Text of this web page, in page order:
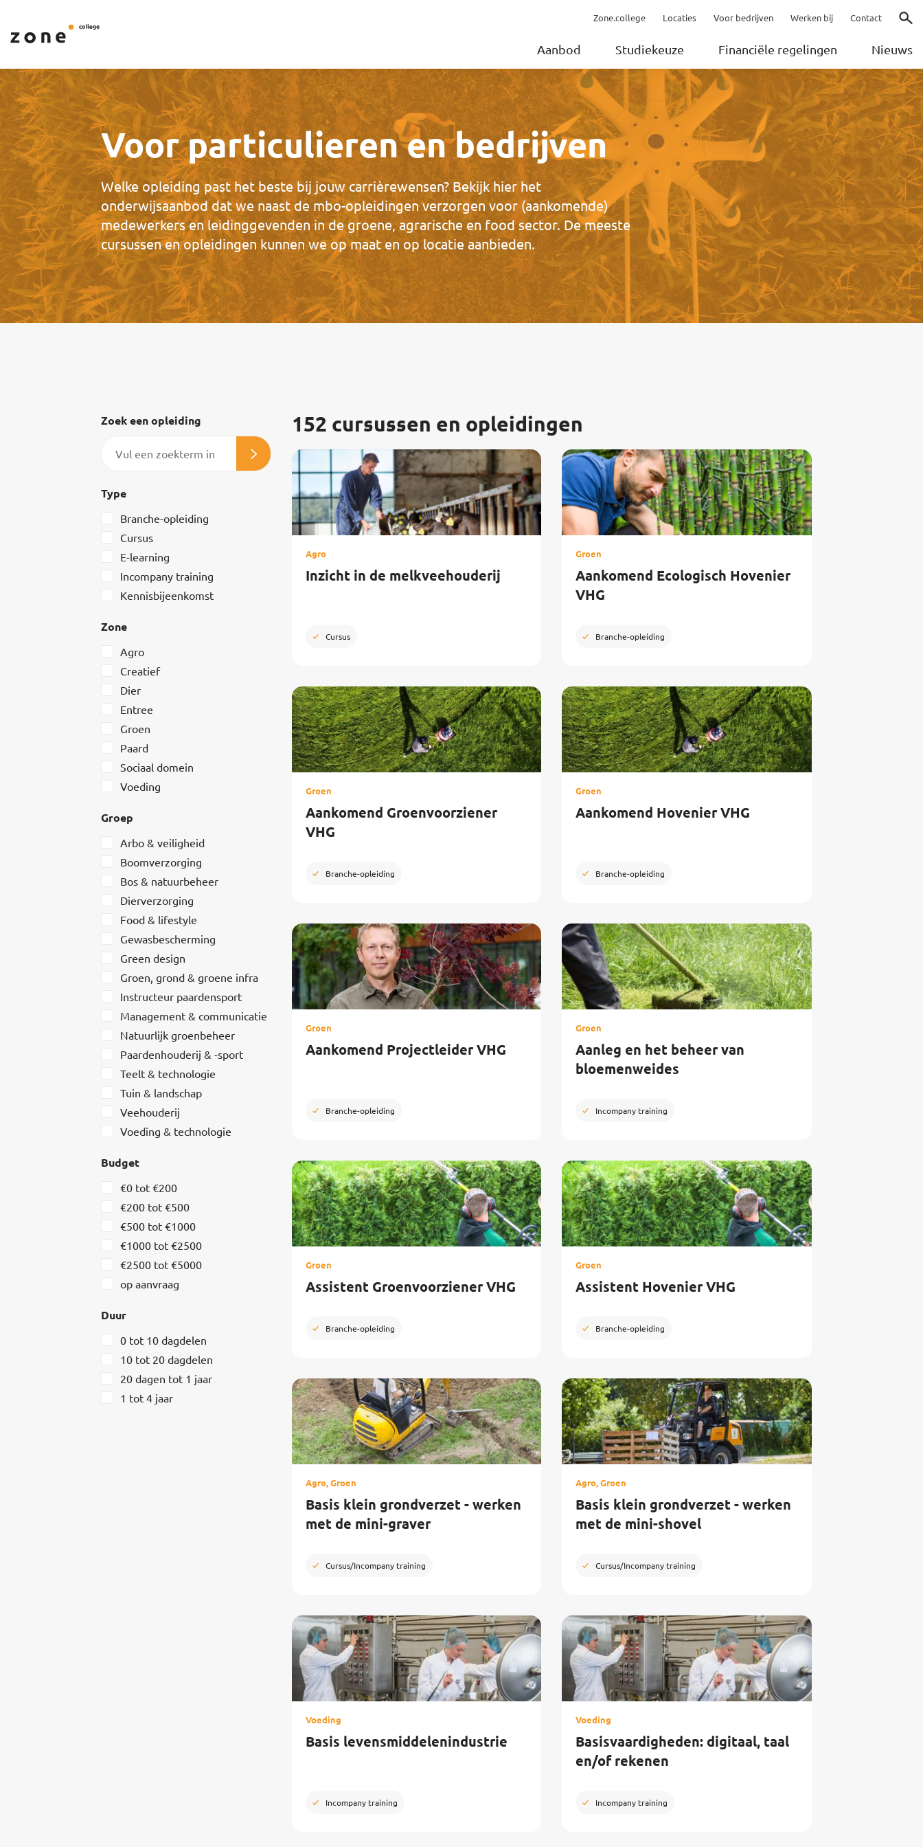
Zone.college Locaties Voor bedrijven Werken bij Contact
Aanbod Studiekeuze Financiële regelingen Nieuws
Voor particulieren en bedrijven
Welke opleiding past het beste bij jouw carrièrewensen? Bekijk hier het
onderwijsaanbod dat we naast de mbo-opleidingen verzorgen voor (aankomende)
medewerkers en leidinggevenden in de groene, agrarische en food sector. De meeste
cursussen en opleidingen kunnen we op maat en op locatie aanbieden.
Zoek een opleiding
Zoeken
Type
Branche-opleiding
Cursus
E-learning
Incompany training
Kennisbijeenkomst
Zone
Agro
Creatief
Dier
Entree
Groen
Paard
Sociaal domein
Voeding
Groep
Arbo & veiligheid
Boomverzorging
Bos & natuurbeheer
Dierverzorging
Food & lifestyle
Gewasbescherming
Green design
Groen, grond & groene infra
Instructeur paardensport
Management & communicatie
Natuurlijk groenbeheer
Paardenhouderij & -sport
Teelt & technologie
Tuin & landschap
Veehouderij
Voeding & technologie
Budget
€0 tot €200
€200 tot €500
€500 tot €1000
€1000 tot €2500
€2500 tot €5000
op aanvraag
Duur
0 tot 10 dagdelen
10 tot 20 dagdelen
20 dagen tot 1 jaar
1 tot 4 jaar
152 cursussen en opleidingen
Agro
Inzicht in de melkveehouderij
Cursus
Groen
Aankomend Ecologisch Hovenier
VHG
Branche-opleiding
Groen
Aankomend Groenvoorziener
VHG
Branche-opleiding
Groen
Aankomend Hovenier VHG
Branche-opleiding
Groen
Aankomend Projectleider VHG
Branche-opleiding
Groen
Aanleg en het beheer van
bloemenweides
Incompany training
Groen
Assistent Groenvoorziener VHG
Branche-opleiding
Groen
Assistent Hovenier VHG
Branche-opleiding
Agro, Groen
Basis klein grondverzet - werken
met de mini-graver
Cursus/Incompany training
Agro, Groen
Basis klein grondverzet - werken
met de mini-shovel
Cursus/Incompany training
Voeding
Basis levensmiddelenindustrie
Incompany training
Voeding
Basisvaardigheden: digitaal, taal
en/of rekenen
Incompany training